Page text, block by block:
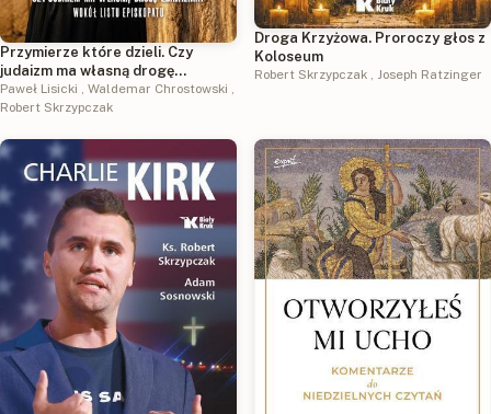
Przymierze które dzieli. Czy
judaizm ma własną drogę
zbawienia? Wokół listu
episkopatu.
Paweł Lisicki , Waldemar Chrostowski ,
Robert Skrzypczak
Droga Krzyżowa. Proroczy głos z
Koloseum
Robert Skrzypczak , Joseph Ratzinger